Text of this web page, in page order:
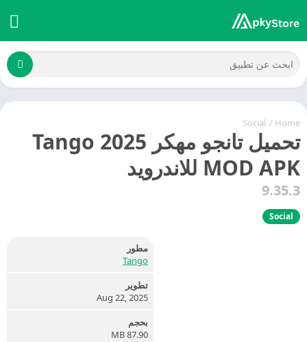
Home
/
Social
تحميل تانجو مهكر 2025 Tango
MOD APK للاندرويد
9.35.3
Social
مطور
Tango
تطوير
Aug 22, 2025
بحجم
87.90 MB